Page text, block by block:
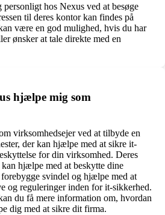
personligt hos Nexus ved at besøge
til deres kontor kan findes på
være en god mulighed, hvis du har
ønsker at tale direkte med en
hjælpe mig som
virksomhedsejer ved at tilbyde en
der kan hjælpe med at sikre it-
for din virksomhed. Deres
hjælpe med at beskytte dine
svindel og hjælpe med at
og reguleringer inden for it-sikkerhed.
du få mere information om, hvordan
dig med at sikre dit firma.